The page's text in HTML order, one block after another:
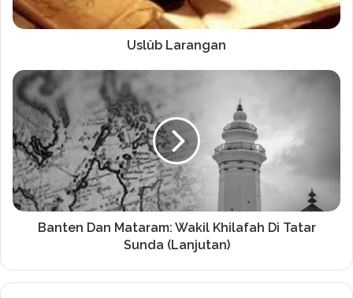
Uslûb Larangan
Banten Dan Mataram: Wakil Khilafah Di Tatar
Sunda (Lanjutan)